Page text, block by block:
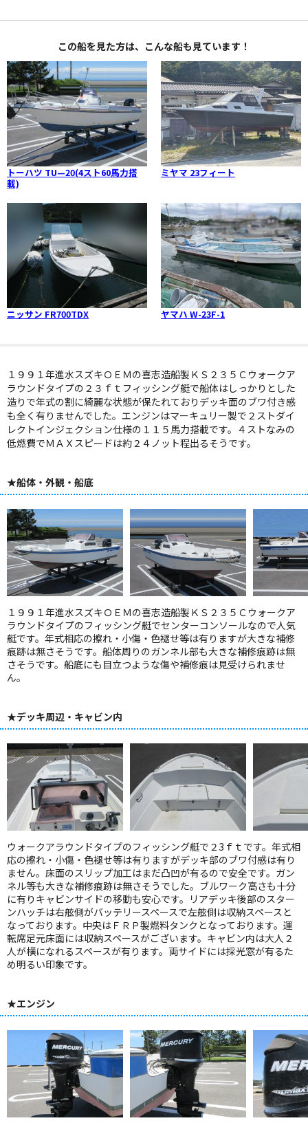
この船を見た方は、こんな船も見ています！
トーハツ TU—20(4スト60馬力搭
載)
ミヤマ 23フィート
ニッサン FR700TDX ヤマハ W-23F-1
１９９１年進水スズキＯＥＭの喜志造船製ＫＳ２３５Ｃウォークア
ラウンドタイプの２３ｆｔフィッシング艇で船体はしっかりとした
造りで年式の割に綺麗な状態が保たれておりデッキ面のブワ付き感
も全く有りませんでした。エンジンはマーキュリー製で２ストダイ
レクトインジェクション仕様の１１５馬力搭載です。４ストなみの
低燃費でＭＡＸスピードは約２４ノット程出るそうです。
★船体・外観・船底
１９９１年進水スズキＯＥＭの喜志造船製ＫＳ２３５Ｃウォークア
ラウンドタイプのフィッシング艇でセンターコンソールなので人気
艇です。年式相応の擦れ・小傷・色褪せ等は有りますが大きな補修
痕跡は無さそうです。船体周りのガンネル部も大きな補修痕跡は無
さそうです。船底にも目立つような傷や補修痕は見受けられませ
ん。
★デッキ周辺・キャビン内
ウォークアラウンドタイプのフィッシング艇で２3ｆｔです。年式相
応の擦れ・小傷・色褪せ等は有りますがデッキ部のブワ付感は有り
ません。床面のスリップ加工はまだ凸凹が有るので安全です。ガン
ネル等も大きな補修痕跡は無さそうでした。ブルワーク高さも十分
に有りキャビンサイドの移動も安心です。リアデッキ後部のスター
ンハッチは右舷側がバッテリースペースで左舷側は収納スペースと
なっております。中央はＦＲＰ製燃料タンクとなっております。運
転席足元床面には収納スペースがございます。キャビン内は大人２
人が横になれるスペースが有ります。両サイドには採光窓が有るた
め明るい印象です。
★エンジン